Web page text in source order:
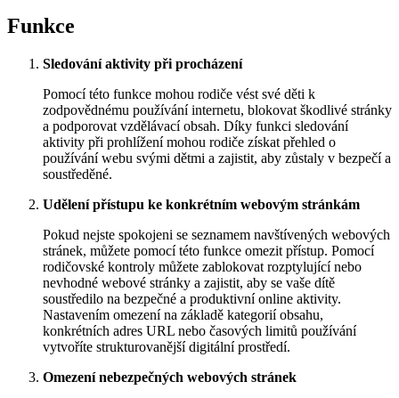
Funkce
Sledování aktivity při procházení
Pomocí této funkce mohou rodiče vést své děti k
zodpovědnému používání internetu, blokovat škodlivé stránky
a podporovat vzdělávací obsah. Díky funkci sledování
aktivity při prohlížení mohou rodiče získat přehled o
používání webu svými dětmi a zajistit, aby zůstaly v bezpečí a
soustředěné.
Udělení přístupu ke konkrétním webovým stránkám
Pokud nejste spokojeni se seznamem navštívených webových
stránek, můžete pomocí této funkce omezit přístup. Pomocí
rodičovské kontroly můžete zablokovat rozptylující nebo
nevhodné webové stránky a zajistit, aby se vaše dítě
soustředilo na bezpečné a produktivní online aktivity.
Nastavením omezení na základě kategorií obsahu,
konkrétních adres URL nebo časových limitů používání
vytvoříte strukturovanější digitální prostředí.
Omezení nebezpečných webových stránek